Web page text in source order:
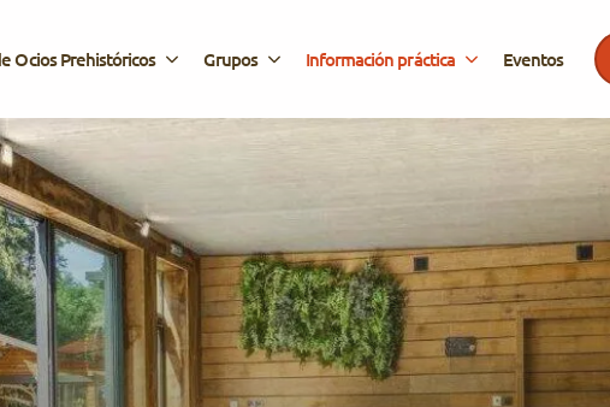
Ocios Prehistóricos Grupos Información práctica Eventos